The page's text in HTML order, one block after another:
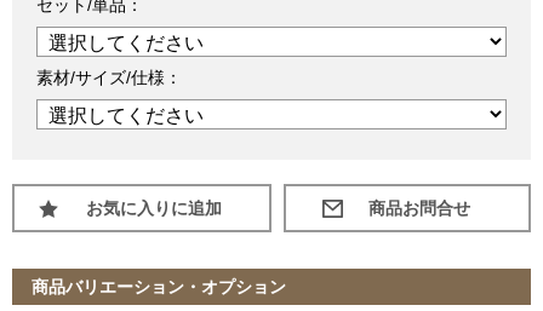
セット/単品：
素材/サイズ/仕様：
お気に入りに追加
商品バリエーション・オプション